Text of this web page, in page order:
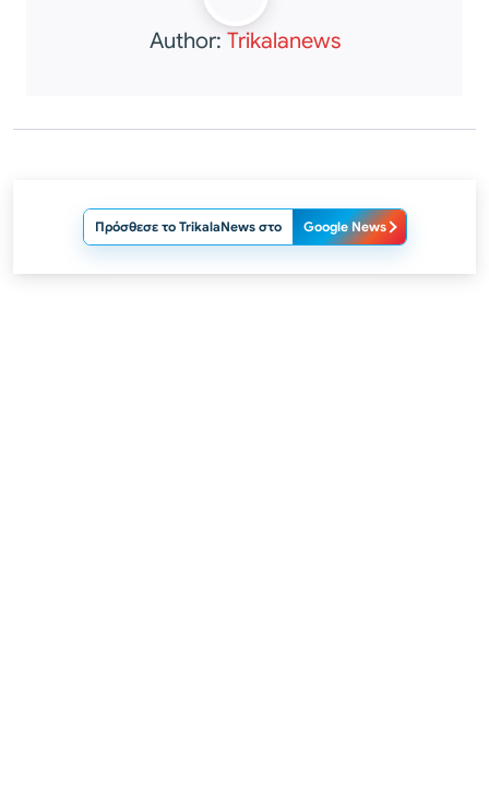
Author: Trikalanews
Πρόσθεσε το TrikalaNews στο Google News